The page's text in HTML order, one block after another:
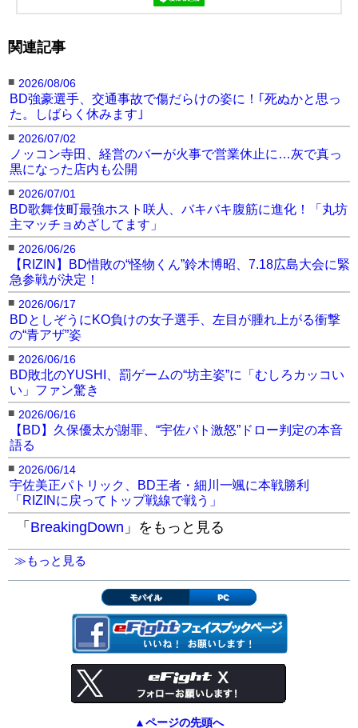
関連記事
■ 2026/08/06
BD強豪選手、交通事故で傷だらけの姿に！｢死ぬかと思っ
た。しばらく休みます｣
■ 2026/07/02
ノッコン寺田、経営のバーが火事で営業休止に…灰で真っ
黒になった店内も公開
■ 2026/07/01
BD歌舞伎町最強ホスト咲人、バキバキ腹筋に進化！「丸坊
主マッチョめざしてます」
■ 2026/06/26
【RIZIN】BD惜敗の“怪物くん”鈴木博昭、7.18広島大会に緊
急参戦が決定！
■ 2026/06/17
BDとしぞうにKO負けの女子選手、左目が腫れ上がる衝撃
の“青アザ”姿
■ 2026/06/16
BD敗北のYUSHI、罰ゲームの“坊主姿”に「むしろカッコい
い」ファン驚き
■ 2026/06/16
【BD】久保優太が謝罪、“宇佐パト激怒”ドロー判定の本音
語る
■ 2026/06/14
宇佐美正パトリック、BD王者・細川一颯に本戦勝利
「RIZINに戻ってトップ戦線で戦う」
「 BreakingDown 」をもっと見る
≫もっと見る
モバイル PC
▲ページの先頭へ